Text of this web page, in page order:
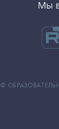
Мы
©